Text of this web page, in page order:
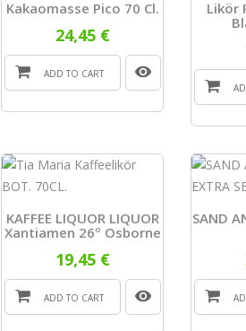
Kakaomasse Pico 70 Cl.
24,45 €
ADD TO CART
Likör
KAFFEE LIQUOR LIQUOR
Xantiamen 26º Osborne
19,45 €
ADD TO CART
SAND